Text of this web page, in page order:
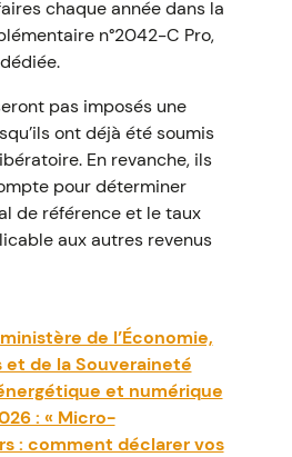
chaque année dans la
n°2042-C Pro,
pas imposés une
ont déjà été soumis
En revanche, ils
pour déterminer
de référence et le taux
aux autres revenus
de l’Économie,
et de la Souveraineté
et numérique
: « Micro-
: comment déclarer vos